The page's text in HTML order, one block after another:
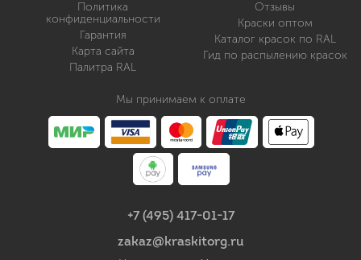
Политика
конфиденциальности
Гарантия
Карта сайта
Палитра RAL
Отзывы
Краски оптом
Каталог красок по RAL
Гид по распылению красок
Мы принимаем к оплате
+7 (495) 417-01-17
zakaz@kraskitorg.ru